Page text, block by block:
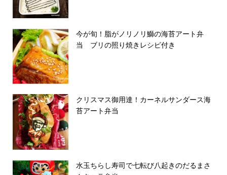
今が旬！脂がノリノリ鰤の海苔アート弁
当 ブリの照り焼きレシピ付き
クリスマス御用達！カーネルサンダース海
苔アート弁当
水玉ちらし寿司で七転び八起きのだるまさ